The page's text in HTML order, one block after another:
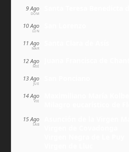
9 Ago
DOM
10 Ago
LUN
11 Ago
MAR
12 Ago
MIÉ
13 Ago
JUE
14 Ago
VIE
15 Ago
SÁB